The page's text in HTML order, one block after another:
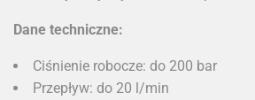
Dane techniczne:
Ciśnienie robocze: do 200 bar
Przepływ: do 20 l/min